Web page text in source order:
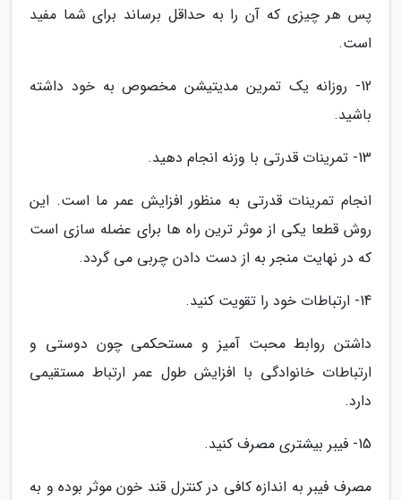
پس هر چیزی که آن را به حداقل برساند برای شما مفید
است.
12- روزانه یک تمرین مدیتیشن مخصوص به خود داشته
باشید.
13- تمرینات قدرتی با وزنه انجام دهید.
انجام تمرینات قدرتی به منظور افزایش عمر ما است. این
روش قطعا یکی از موثر ترین راه ها برای عضله سازی است
که در نهایت منجر به از دست دادن چربی می گردد.
14- ارتباطات خود را تقویت کنید.
داشتن روابط محبت آمیز و مستحکمی چون دوستی و
ارتباطات خانوادگی با افزایش طول عمر ارتباط مستقیمی
دارد.
15- فیبر بیشتری مصرف کنید.
مصرف فیبر به اندازه کافی در کنترل قند خون موثر بوده و به